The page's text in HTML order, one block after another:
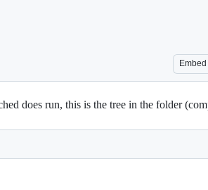
Embed
does run, this is the tree in the folder